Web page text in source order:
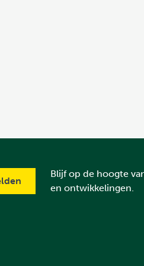
Blijf op de hoogte
en ontwikkelingen.